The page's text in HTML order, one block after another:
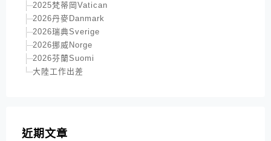
2025梵蒂岡Vatican
2026丹麥Danmark
2026瑞典Sverige
2026挪威Norge
2026芬蘭Suomi
大陸工作出差
近期文章